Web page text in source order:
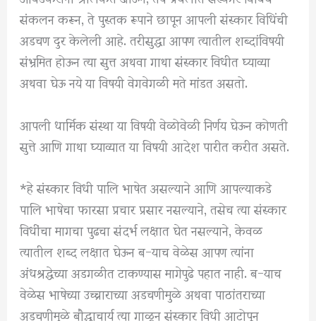
संकलन करून, ते पुस्तक रूपाने छापून आपली संस्कार विधिंची
अडचण दुर केलेली आहे. तरीसुद्धा आपण त्यातील शब्दांविषयी
संभ्रमित होऊन त्या सुत्त अथवा गाथा संस्कार विधीत घ्याव्या
अथवा घेऊ नये या विषयी वेगवेगळी मते मांडत असतो.
आपली धार्मिक संस्था या विषयी वेळोवेळी निर्णय घेऊन कोणती
सुत्ते आणि गाथा घ्याव्यात या विषयी आदेश पारीत करीत असते.
*हे संस्कार विधी पालि भाषेत असल्याने आणि आपल्याकडे
पालि भाषेचा फारसा प्रचार प्रसार नसल्याने, तसेच त्या संस्कार
विधींचा मागचा पुढचा संदर्भ लक्षात घेत नसल्याने, केवळ
त्यातील शब्द लक्षात घेऊन ब-याच वेळेस आपण त्यांना
अंधश्रद्धेच्या अडगळीत टाकण्यास मागेपुढे पहात नाही. ब-याच
वेळेस भाषेच्या उच्चाराच्या अडचणीमुळे अथवा पाठांतराच्या